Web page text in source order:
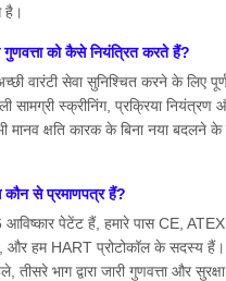
है।
को कैसे नियंत्रित करते हैं?
वारंटी सेवा सुनिश्चित करने के लिए पूर्ण
सामग्री स्क्रीनिंग, प्रक्रिया नियंत्रण
मानव क्षति कारक के बिना नया बदलने के
से प्रमाणपत्र हैं?
आविष्कार पेटेंट हैं, हमारे पास CE,
और हम HART प्रोटोकॉल के सदस्य
तीसरे भाग द्वारा जारी गुणवत्ता और सुरक्षा